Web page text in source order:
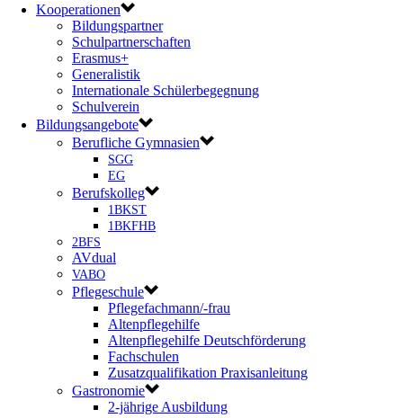
Kooperationen
Bildungspartner
Schulpartnerschaften
Erasmus+
Generalistik
Internationale Schülerbegegnung
Schulverein
Bildungsangebote
Berufliche Gymnasien
SGG
EG
Berufskolleg
1BKST
1BKFHB
2BFS
AVdual
VABO
Pflegeschule
Pflegefachmann/-frau
Altenpflegehilfe
Altenpflegehilfe Deutschförderung
Fachschulen
Zusatzqualifikation Praxisanleitung
Gastronomie
2-jährige Ausbildung